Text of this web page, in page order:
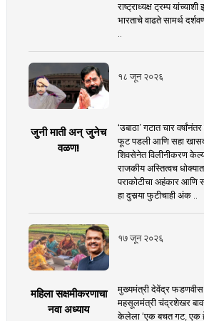
राष्ट्राध्यक्ष ट्रम्प यांच्याशी
भारताचे वाढते सामर्थ
१८ जून २०२६
जुनी माती अन् जुनेच
वळण!
‘उबाठा’ गटात चार
फूट पडली आणि सहा
शिवसेनेत विलीनीकरण
राजकीय अस्तित्वच
पराकोटीचा अहंकार आणि
हा दुसर्‍या फुटीचाही अंक ..
१७ जून २०२६
महिला सक्षमीकरणाचा
नवा अध्याय
मुख्यमंत्री देवेंद्र फडणवीस
महसूलमंत्री चंद्रशेखर
केलेला ‘एक बचत गट, एक